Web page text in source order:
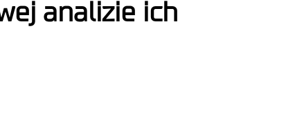
analizie ich